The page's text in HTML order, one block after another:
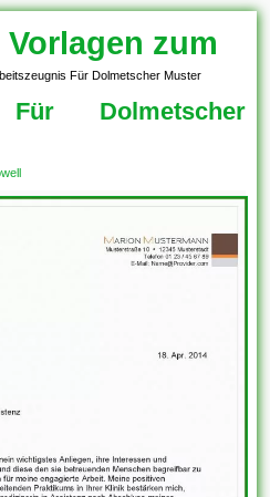
zum
Für Dolmetscher Muster
Für Dolmetscher